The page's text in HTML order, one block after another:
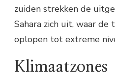
zuiden strekken de
Sahara zich uit, waar
oplopen tot extreme
Klimaatzones